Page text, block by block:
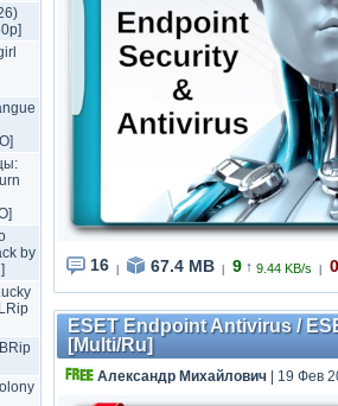
by
16 67.4 MB 9 ↑ 9.44 KB/s 0
ESET Endpoint Antivirus /
[Multi/Ru]
Александр Михайлович | 19 Фев